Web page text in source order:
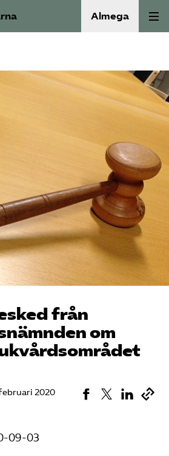
Almega
från
om
2020
09-03